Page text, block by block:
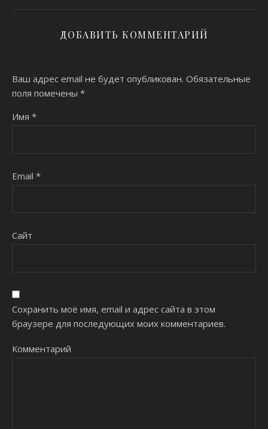
ДОБАВИТЬ КОММЕНТАРИЙ
Ваш адрес email не будет опубликован. Обязательные
поля помечены *
Имя *
Email *
Сайт
Сохранить моё имя, email и адрес сайта в этом
браузере для последующих моих комментариев.
Комментарий